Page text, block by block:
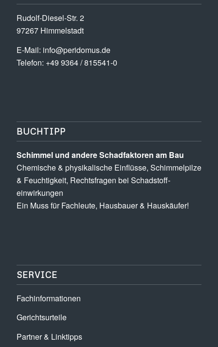
Rudolf-Diesel-Str. 2
97267 Himmelstadt
E-Mail: info@peridomus.de
Telefon: +49 9364 / 815541-0
BUCHTIPP
Schimmel und andere Schad­­faktoren am Bau
Chemische & physikalische Einflüsse, Schimmel­pilze
& Feuchtigkeit, Rechts­fragen bei Schadstoff­
einwirkungen
Ein Muss für Fachleute, Hausbauer & Hauskäufer!
SERVICE
Fachinformationen
Gerichtsurteile
Partner & Linktipps